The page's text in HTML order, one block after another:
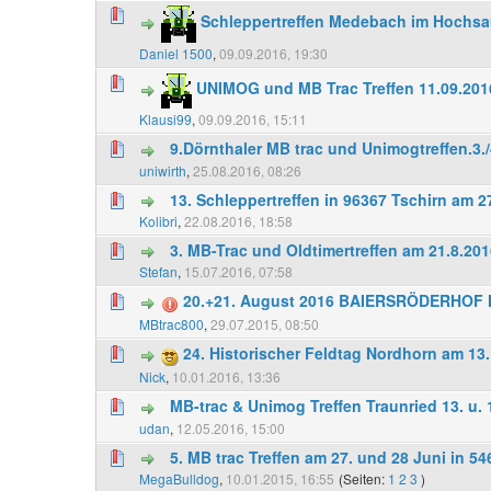
Schleppertreffen Medebach im
Daniel 1500, 09.09.2016, 19:30
UNIMOG und MB Trac Treffen
Klausi99, 09.09.2016, 15:11
9.Dörnthaler MB trac und
uniwirth, 25.08.2016, 08:26
13. Schleppertreffen in 96367 Tschirn am
Kolibri, 22.08.2016, 18:58
3. MB-Trac und Oldtimertreffen am
Stefan, 15.07.2016, 07:58
20.+21. August 2016
MBtrac800, 29.07.2015, 08:50
24. Historischer Feldtag Nordhorn am
Nick, 10.01.2016, 13:36
MB-trac & Unimog Treffen Traunried 13. u.
udan, 12.05.2016, 15:00
5. MB trac Treffen am 27. und 28 Juni in
MegaBulldog, 10.01.2015, 16:55 (Seiten: 1 2 3 )